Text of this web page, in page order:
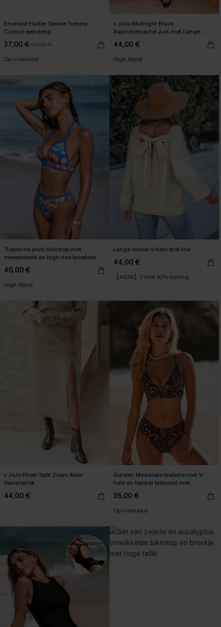
Emerald Flutter Sleeve Tummy
Control-eendelig
37,00 €42,00 €
【AG18】2 met 10% korting
【AG18】2 met 10% korting
x JoJo Midnight Black
Asymmetrische Jurk met Lange
44,00 €
High Waist
Tropische print bikinitop met
zweepsteek en high-rise broekset
40,00 €
【AG18】2 met 10% korting
【AG18】2 met 10% korting
Lange mouw V-hals strik trui
44,00 €
【AG18】2 met 10% korting
x JoJo Khaki Split Zoom Maxi
Sweaterrok
44,00 €
Garden Meadows bralette met V-
hals en hipster bikiniset met
35,00 €
Op voorraad